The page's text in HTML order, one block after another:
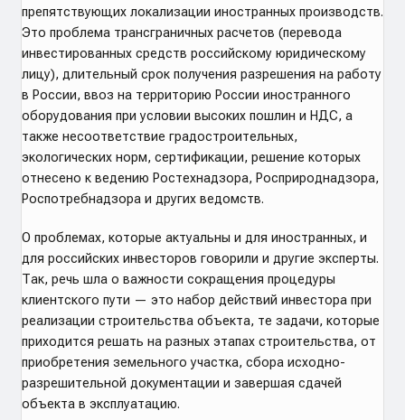
препятствующих локализации иностранных производств.
Это проблема трансграничных расчетов (перевода
инвестированных средств российскому юридическому
лицу), длительный срок получения разрешения на работу
в России, ввоз на территорию России иностранного
оборудования при условии высоких пошлин и НДС, а
также несоответствие градостроительных,
экологических норм, сертификации, решение которых
отнесено к ведению Ростехнадзора, Росприроднадзора,
Роспотребнадзора и других ведомств.
О проблемах, которые актуальны и для иностранных, и
для российских инвесторов говорили и другие эксперты.
Так, речь шла о важности сокращения процедуры
клиентского пути — это набор действий инвестора при
реализации строительства объекта, те задачи, которые
приходится решать на разных этапах строительства, от
приобретения земельного участка, сбора исходно-
разрешительной документации и завершая сдачей
объекта в эксплуатацию.